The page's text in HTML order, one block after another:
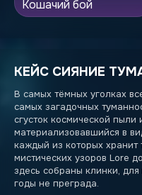
Кошачий бой
КЕЙС СИЯНИЕ
В самых тёмных уголках
самых загадочных
сгусток космической пыли
материализовавшийся в
каждый из которых хранит
мистических узоров Lore
здесь собраны клинки,
годы не преграда.